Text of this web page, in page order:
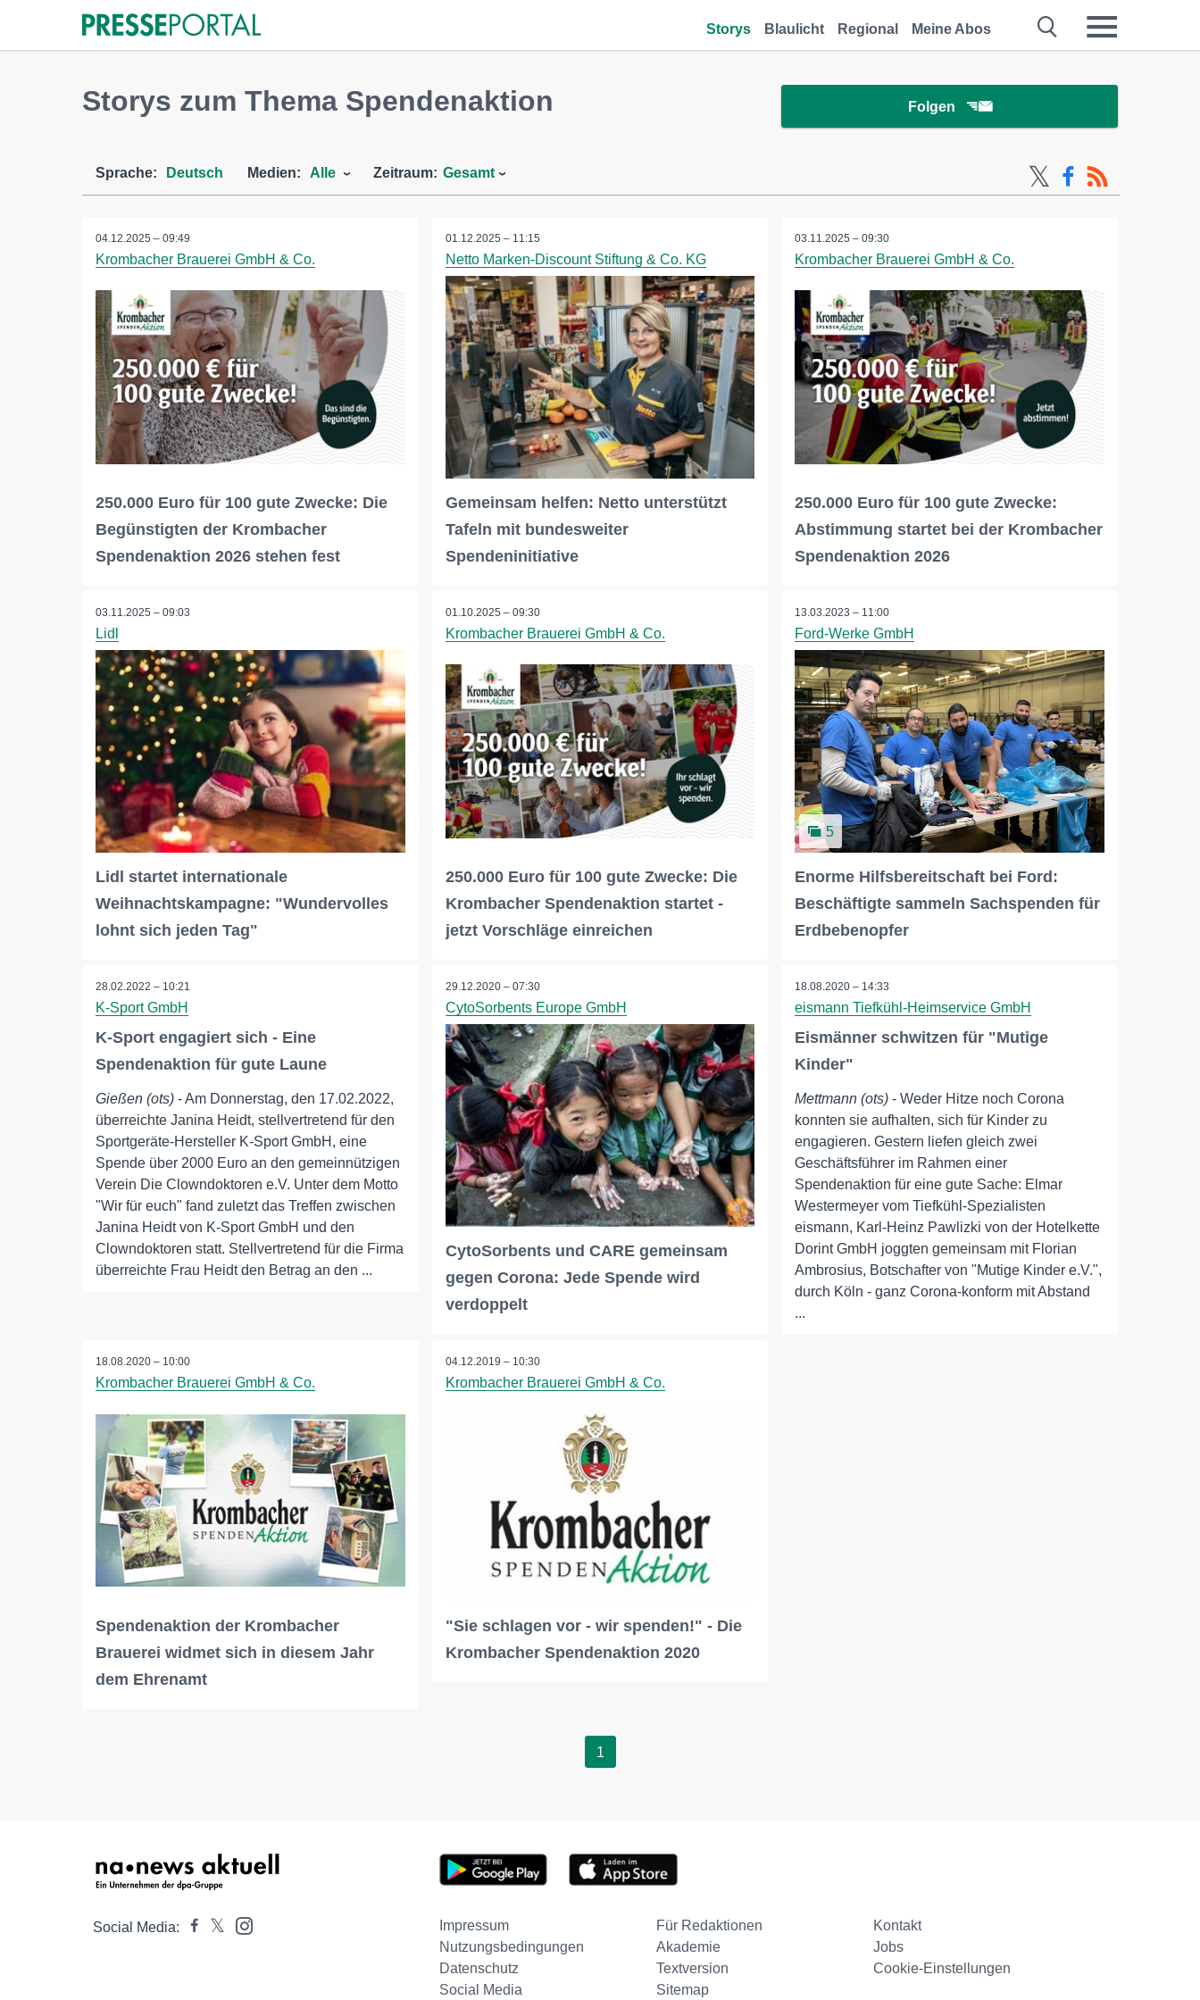
Storys Blaulicht Regional Meine Abos
Storys zum Thema Spendenaktion Folgen
Sprache: Deutsch Medien: Alle Zeitraum: Gesamt
04.12.2025 – 09:49
Krombacher Brauerei GmbH & Co.
250.000 Euro für 100 gute Zwecke: Die
Begünstigten der Krombacher
Spendenaktion 2026 stehen fest
01.12.2025 – 11:15
Netto Marken-Discount Stiftung & Co. KG
Gemeinsam helfen: Netto unterstützt
Tafeln mit bundesweiter
Spendeninitiative
03.11.2025 – 09:30
Krombacher Brauerei GmbH & Co.
250.000 Euro für 100 gute Zwecke:
Abstimmung startet bei der Krombacher
Spendenaktion 2026
03.11.2025 – 09:03
Lidl
Lidl startet internationale
Weihnachtskampagne: "Wundervolles
lohnt sich jeden Tag"
01.10.2025 – 09:30
Krombacher Brauerei GmbH & Co.
250.000 Euro für 100 gute Zwecke: Die
Krombacher Spendenaktion startet -
jetzt Vorschläge einreichen
13.03.2023 – 11:00
Ford-Werke GmbH
5
Enorme Hilfsbereitschaft bei Ford:
Beschäftigte sammeln Sachspenden für
Erdbebenopfer
28.02.2022 – 10:21
K-Sport GmbH
K-Sport engagiert sich - Eine
Spendenaktion für gute Laune
Gießen (ots) - Am Donnerstag, den 17.02.2022,
überreichte Janina Heidt, stellvertretend für den
Sportgeräte-Hersteller K-Sport GmbH, eine
Spende über 2000 Euro an den gemeinnützigen
Verein Die Clowndoktoren e.V. Unter dem Motto
"Wir für euch" fand zuletzt das Treffen zwischen
Janina Heidt von K-Sport GmbH und den
Clowndoktoren statt. Stellvertretend für die Firma
überreichte Frau Heidt den Betrag an den ...
29.12.2020 – 07:30
CytoSorbents Europe GmbH
CytoSorbents und CARE gemeinsam
gegen Corona: Jede Spende wird
verdoppelt
18.08.2020 – 14:33
eismann Tiefkühl-Heimservice GmbH
Eismänner schwitzen für "Mutige
Kinder"
Mettmann (ots) - Weder Hitze noch Corona
konnten sie aufhalten, sich für Kinder zu
engagieren. Gestern liefen gleich zwei
Geschäftsführer im Rahmen einer
Spendenaktion für eine gute Sache: Elmar
Westermeyer vom Tiefkühl-Spezialisten
eismann, Karl-Heinz Pawlizki von der Hotelkette
Dorint GmbH joggten gemeinsam mit Florian
Ambrosius, Botschafter von "Mutige Kinder e.V.",
durch Köln - ganz Corona-konform mit Abstand
...
18.08.2020 – 10:00
Krombacher Brauerei GmbH & Co.
Spendenaktion der Krombacher
Brauerei widmet sich in diesem Jahr
dem Ehrenamt
04.12.2019 – 10:30
Krombacher Brauerei GmbH & Co.
"Sie schlagen vor - wir spenden!" - Die
Krombacher Spendenaktion 2020
1
Social Media: Impressum Für Redaktionen
Kontakt
Nutzungsbedingungen
Akademie
Jobs
Datenschutz
Textversion
Cookie-Einstellungen
Social Media
Sitemap